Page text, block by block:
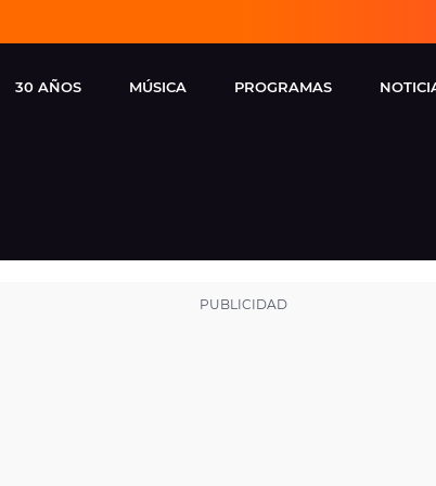
30 AÑOS MÚSICA
FM
PROGRAMAS